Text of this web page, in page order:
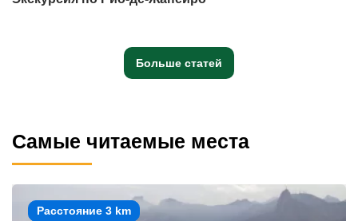
Больше статей
Самые читаемые места
Расстояние 3 km